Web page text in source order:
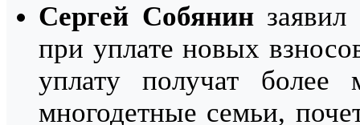
Сергей Собянин
при уплате новых
уплату получат более
многодетные семьи,